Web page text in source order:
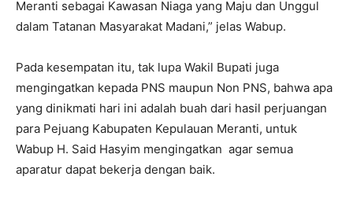
Meranti sebagai Kawasan Niaga yang Maju dan Unggul
dalam Tatanan Masyarakat Madani,” jelas Wabup.
Pada kesempatan itu, tak lupa Wakil Bupati juga
mengingatkan kepada PNS maupun Non PNS, bahwa apa
yang dinikmati hari ini adalah buah dari hasil perjuangan
para Pejuang Kabupaten Kepulauan Meranti, untuk
Wabup H. Said Hasyim mengingatkan agar semua
aparatur dapat bekerja dengan baik.